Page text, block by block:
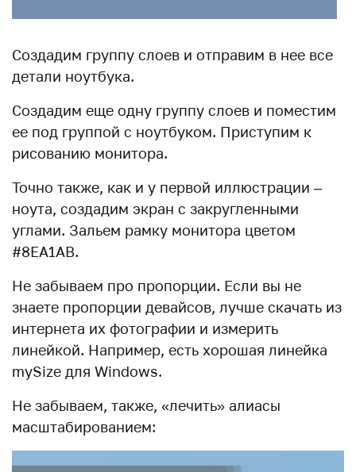
Создадим группу слоев и отправим в нее все
детали ноутбука.
Создадим еще одну группу слоев и поместим
ее под группой с ноутбуком. Приступим к
рисованию монитора.
Точно также, как и у первой иллюстрации –
ноута, создадим экран с закругленными
углами. Зальем рамку монитора цветом
#8EA1AB.
Не забываем про пропорции. Если вы не
знаете пропорции девайсов, лучше скачать из
интернета их фотографии и измерить
линейкой. Например, есть хорошая линейка
mySize для Windows.
Не забываем, также, «лечить» алиасы
масштабированием: